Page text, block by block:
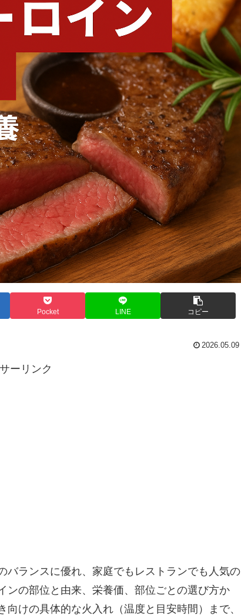
Pocket LINE コピー
2026.05.09
ーリンク
バランスに優れ、家庭でもレストランでも人気の
ンの部位と由来、栄養価、部位ごとの選び方か
けの具体的な火入れ（温度と目安時間）まで、